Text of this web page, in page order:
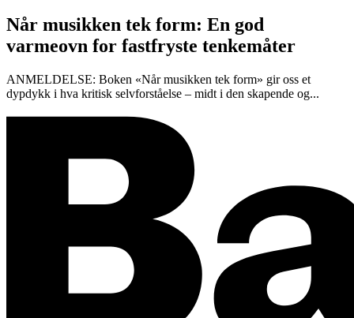
Når musikken tek form: En god
varmeovn for fastfryste tenkemåter
ANMELDELSE: Boken «Når musikken tek form» gir oss et
dypdykk i hva kritisk selvforståelse – midt i den skapende og...